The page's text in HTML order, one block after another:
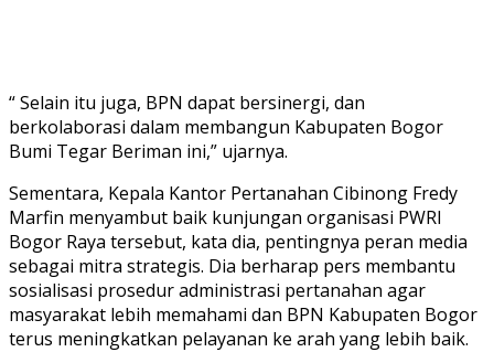
“ Selain itu juga, BPN dapat bersinergi, dan
berkolaborasi dalam membangun Kabupaten Bogor
Bumi Tegar Beriman ini,” ujarnya.
Sementara, Kepala Kantor Pertanahan Cibinong Fredy
Marfin menyambut baik kunjungan organisasi PWRI
Bogor Raya tersebut, kata dia, pentingnya peran media
sebagai mitra strategis. Dia berharap pers membantu
sosialisasi prosedur administrasi pertanahan agar
masyarakat lebih memahami dan BPN Kabupaten Bogor
terus meningkatkan pelayanan ke arah yang lebih baik.